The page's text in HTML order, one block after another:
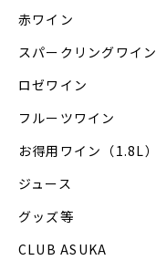
赤ワイン
スパークリングワイン
ロゼワイン
フルーツワイン
お得用ワイン（1.8L）
ジュース
グッズ等
CLUB ASUKA